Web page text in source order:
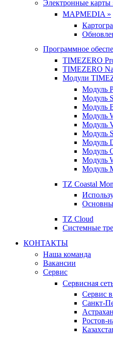
Электронные карты
MAPMEDIA »
Программное
TIMEZERO
TIMEZERO
Модули
Модуль
Модуль
Модуль
Модуль
Модуль
Модуль
Модуль
Модуль
Модуль
Модуль
TZ Coastal
TZ Cloud
Системные
КОНТАКТЫ
Наша команда
Вакансии
Сервис
Сервисная
Сервис
Санкт-
Ростов-